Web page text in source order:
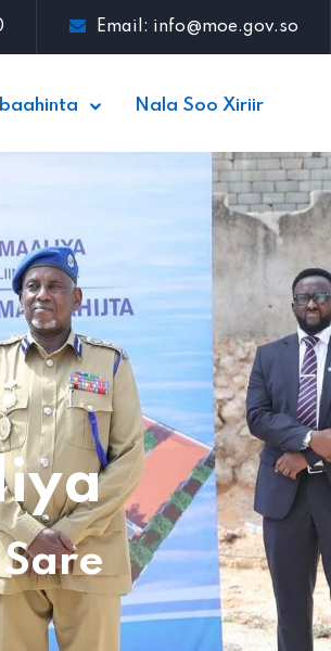
Email: info@moe.gov.so
Nala Soo Xiriir